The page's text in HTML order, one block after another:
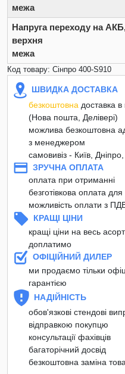
межа
Напруга переходу на
верхня
межа
Код товару: Сінпро 400-S910
ШВИДКА ДОСТАВКА
безкоштовна доставка
(Нова пошта, Делівері)
можлива безкоштовна
з менеджером
самовивіз - Київ,
ЗРУЧНА ОПЛАТА
оплата при отриманні
безготівкова оплата
можливість оплати з
КРАЩІ ЦІНИ
кращі ціни на весь
доплатимо
ОФІЦІЙНИЙ ДИЛЕР
ми продаємо тільки
гарантією
НАДІЙНІСТЬ
обов'язкові стендові
відправкою покупцю
консультації фахівців
багаторічний досвід
безкоштовна заміна